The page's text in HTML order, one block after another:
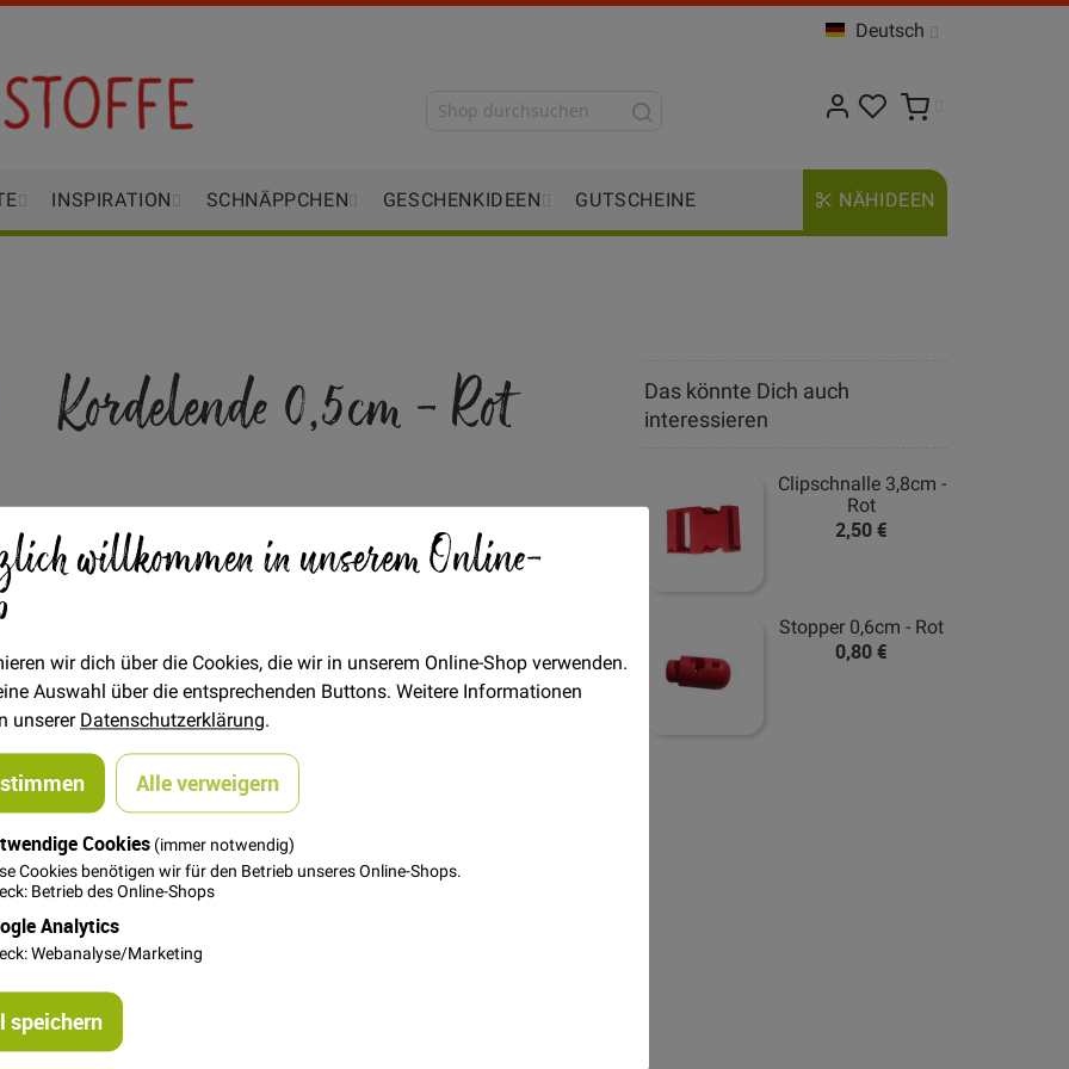
willkommen in unserem Online-
wir dich über die Cookies, die wir in unserem Online-Shop verwenden.
Auswahl über die entsprechenden Buttons. Weitere Informationen
unsererDatenschutzerklärung.
Alle verweigern
Cookies (immer notwendig)
Cookies benötigen wir für den Betrieb unseres Online-Shops.
Betrieb des Online-Shops
Analytics
Webanalyse/Marketing
speichern
Deutsch
INSPIRATION SCHNÄPPCHEN GESCHENKIDEEN GUTSCHEINE NÄHIDEEN
Kordelende 0,5cm - Rot
Verfügbarkeit
STÜCK
In den Warenkorb
Das könnte Dich auch
interessieren
Clipschnalle 3,8cm -
Rot
2,50 €
Stopper 0,6cm - Rot
0,80 €
hoch